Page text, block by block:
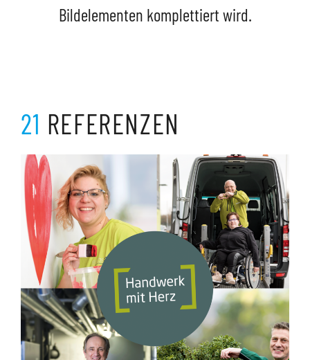
Bildelementen komplettiert wird.
21 REFERENZEN